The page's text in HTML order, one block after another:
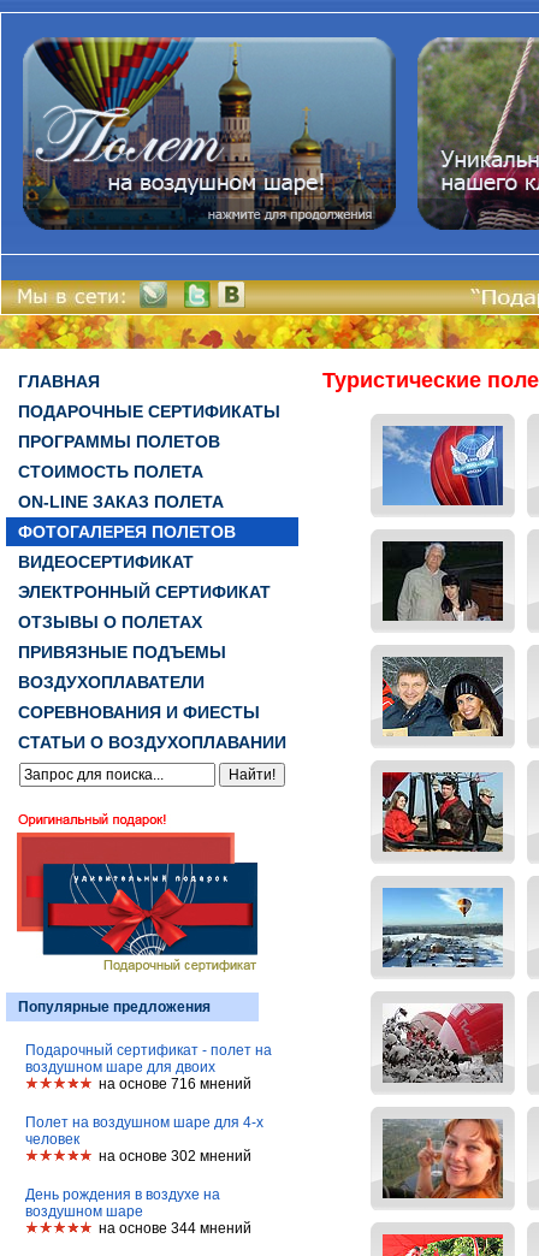
ГЛАВНАЯ
ПОДАРОЧНЫЕ СЕРТИФИКАТЫ
ПРОГРАММЫ ПОЛЕТОВ
СТОИМОСТЬ ПОЛЕТА
ON-LINE ЗАКАЗ ПОЛЕТА
ФОТОГАЛЕРЕЯ ПОЛЕТОВ
ВИДЕОСЕРТИФИКАТ
ЭЛЕКТРОННЫЙ СЕРТИФИКАТ
ОТЗЫВЫ О ПОЛЕТАХ
ПРИВЯЗНЫЕ ПОДЪЕМЫ
ВОЗДУХОПЛАВАТЕЛИ
СОРЕВНОВАНИЯ И ФИЕСТЫ
СТАТЬИ О ВОЗДУХОПЛАВАНИИ
Популярные предложения
Подарочный сертификат - полет на
воздушном шаре для двоих
на основе 716 мнений
Полет на воздушном шаре для 4-х
человек
на основе 302 мнений
День рождения в воздухе на
воздушном шаре
на основе 344 мнений
Туристические